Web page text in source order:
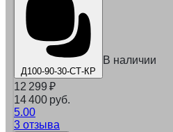
Д100-90-30-СТ-КР
В наличии
12 299 ₽
14 400 руб.
5.00
3 отзыва